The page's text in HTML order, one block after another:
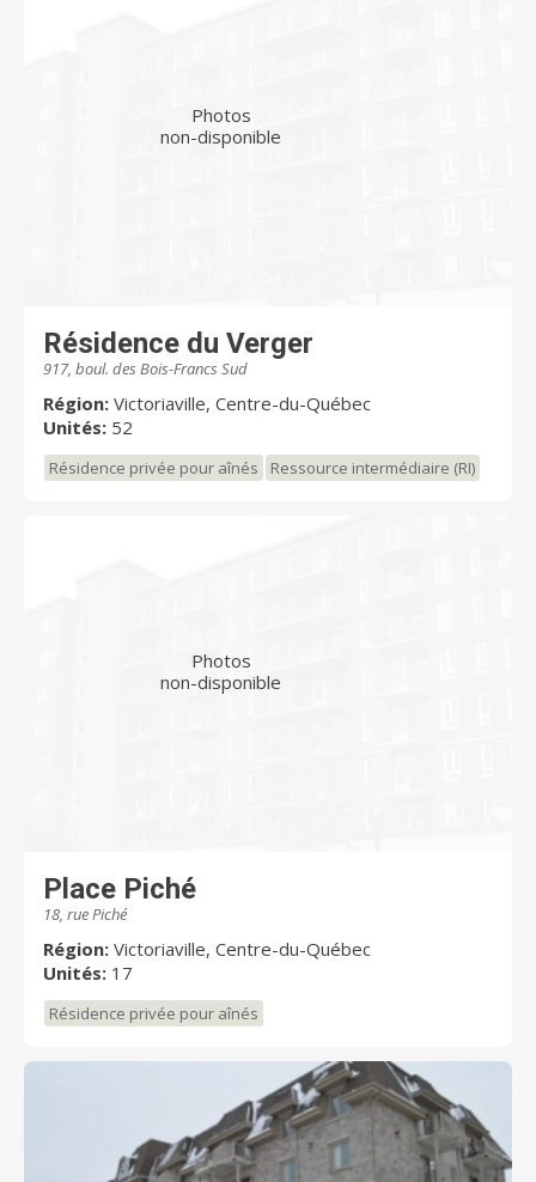
Photos
non-disponible
Résidence du Verger
917, boul. des Bois-Francs Sud
Région: Victoriaville, Centre-du-Québec
Unités: 52
Résidence privée pour aînés Ressource intermédiaire (RI)
Photos
non-disponible
Place Piché
18, rue Piché
Région: Victoriaville, Centre-du-Québec
Unités: 17
Résidence privée pour aînés